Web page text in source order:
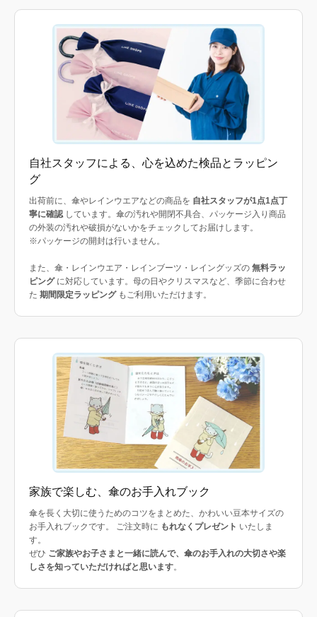
自社スタッフによる、心を込めた検品とラッピン
グ
出荷前に、傘やレインウエアなどの商品を 自社スタッフが1点1点丁
寧に確認 しています。傘の汚れや開閉不具合、パッケージ入り商品
の外装の汚れや破損がないかをチェックしてお届けします。
※パッケージの開封は行いません。
また、傘・レインウエア・レインブーツ・レイングッズの 無料ラッ
ピングに対応しています。母の日やクリスマスなど、季節に合わせ
た 期間限定ラッピングもご利用いただけます。
家族で楽しむ、傘のお手入れブック
傘を長く大切に使うためのコツをまとめた、かわいい豆本サイズの
お手入れブックです。 ご注文時に もれなくプレゼント いたしま
す。
ぜひ ご家族やお子さまと一緒に読んで、傘のお手入れの大切さや楽
しさを知っていただければと思います。